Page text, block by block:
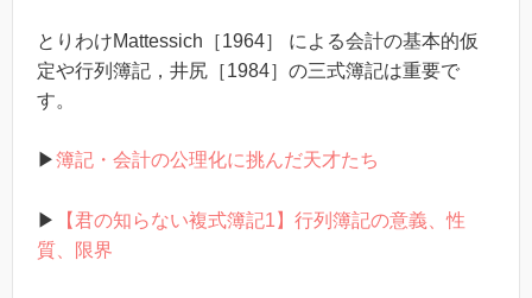
とりわけMattessich［1964］ による会計の基本的仮
定や行列簿記，井尻［1984］の三式簿記は重要で
す。
▶簿記・会計の公理化に挑んだ天才たち
▶
【君の知らない複式簿記1】行列簿記の意義、性
質、限界